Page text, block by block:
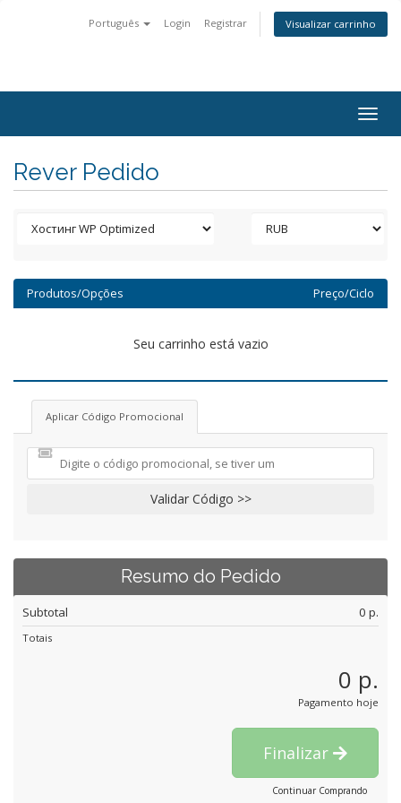
Português Login Registrar Visualizar carrinho
Rever Pedido
Produtos/Opções Preço/Ciclo
Seu carrinho está vazio
Aplicar Código Promocional
Validar Código >>
Resumo do Pedido
Subtotal 0 p.
Totais
0 p.
Pagamento hoje
Finalizar
Continuar Comprando